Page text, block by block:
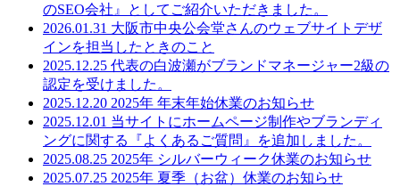
のSEO会社』としてご紹介いただきました。
2026.01.31 大阪市中央公会堂さんのウェブサイトデザ
インを担当したときのこと
2025.12.25 代表の白波瀬がブランドマネージャー2級の
認定を受けました。
2025.12.20 2025年 年末年始休業のお知らせ
2025.12.01 当サイトにホームページ制作やブランディ
ングに関する『よくあるご質問』を追加しました。
2025.08.25 2025年 シルバーウィーク休業のお知らせ
2025.07.25 2025年 夏季（お盆）休業のお知らせ